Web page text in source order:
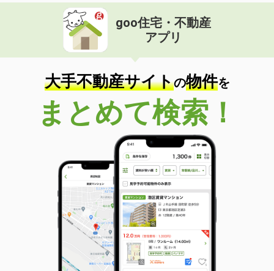
goo住宅・不動産
アプリ
大手不動産サイトの物件を
まとめて検索！